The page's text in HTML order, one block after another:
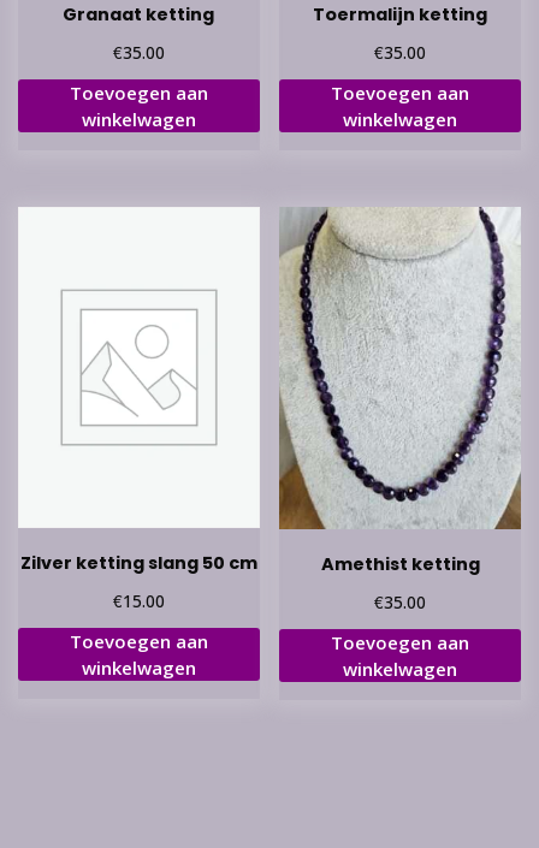
Granaat ketting
€35.00
Toevoegen aan
winkelwagen
Toermalijn ketting
€35.00
Toevoegen aan
winkelwagen
Zilver ketting slang 50 cm
€15.00
Toevoegen aan
winkelwagen
Amethist ketting
€35.00
Toevoegen aan
winkelwagen